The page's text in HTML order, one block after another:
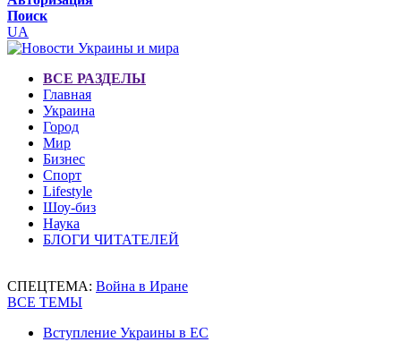
Поиск
UA
ВСЕ РАЗДЕЛЫ
Главная
Украина
Город
Мир
Бизнес
Спорт
Lifestyle
Шоу-биз
Наука
БЛОГИ ЧИТАТЕЛЕЙ
СПЕЦТЕМА: Война в Иране
ВСЕ ТЕМЫ
Вступление Украины в ЕС